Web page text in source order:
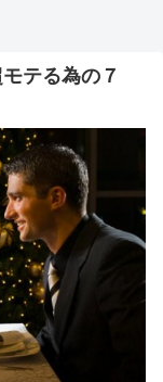
テる為の７